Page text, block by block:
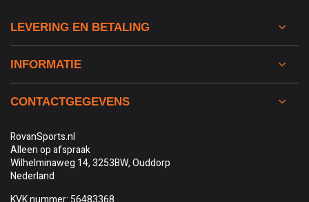
LEVERING EN BETALING
INFORMATIE
CONTACTGEGEVENS
RovanSports.nl
Alleen op afspraak
Wilhelminaweg 14, 3253BW, Ouddorp
Nederland